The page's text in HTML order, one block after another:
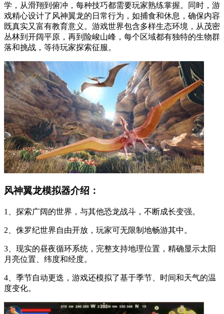
学，从滑翔到俯冲，每种技巧都需要玩家熟练掌握。同时，游
戏精心设计了风神翼龙的日常行为，如捕食和休息，确保内容
既真实又富有教育意义。游戏世界包含多样生态环境，从茂密
丛林到开阔平原，再到险峻山峰，每个区域都有独特的生物群
落和挑战，等待玩家探索征服。
风神翼龙模拟器介绍：
1、探索广阔的世界，与其他恐龙战斗，不断成长变强。
2、侏罗纪世界自由开放，玩家可无限制地畅游其中。
3、现实的昼夜循环系统，完整支持地理位置，精确显示太阳
月亮位置、纬度和经度。
4、季节自动更迭，游戏还模拟了基于季节、时间和天气的温
度变化。